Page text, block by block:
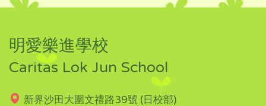
明愛樂進學校
Caritas Lok Jun School
新界沙田大圍文禮路39號 (日校部)